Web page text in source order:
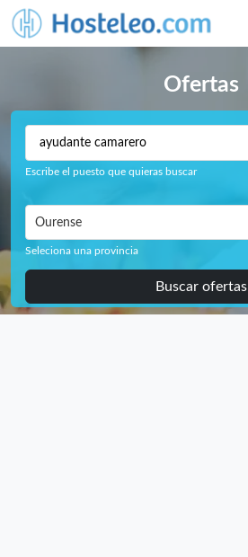
Ofertas
Escribe el puesto que quieras buscar
Ourense
Seleciona una provincia
Buscar ofertas